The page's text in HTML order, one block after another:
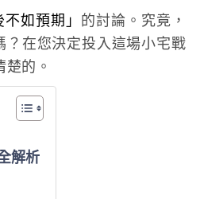
不如預期」
的討論。究竟，
？在您決定投入這場小宅戰
楚的。
解析